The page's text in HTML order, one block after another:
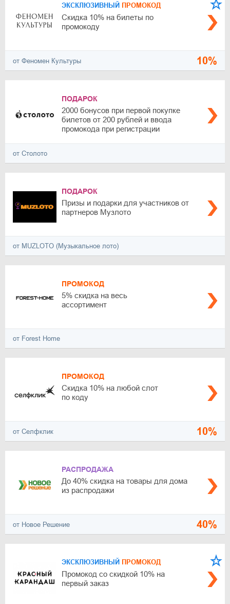
ЭКСКЛЮЗИВНЫЙ ПРОМОКОД
Скидка 10% на билеты по
промокоду
от Феномен Культуры 10%
ПОДАРОК
2000 бонусов при первой покупке
билетов от 200 рублей и ввода
промокода при регистрации
от Столото
ПОДАРОК
Призы и подарки для участников от
партнеров Музлото
от MUZLOTO (Музыкальное лото)
ПРОМОКОД
5% скидка на весь
ассортимент
от Forest Home
ПРОМОКОД
Скидка 10% на любой слот
по коду
от Селфклик 10%
РАСПРОДАЖА
До 40% скидка на товары для дома
из распродажи
от Новое Решение 40%
ЭКСКЛЮЗИВНЫЙ ПРОМОКОД
Промокод со скидкой 10% на
первый заказ